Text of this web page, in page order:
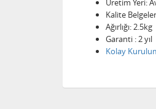
Üretim Yeri:
Kalite
Ağırlığı: 2.5kg
Garanti : 2 yıl
Kolay